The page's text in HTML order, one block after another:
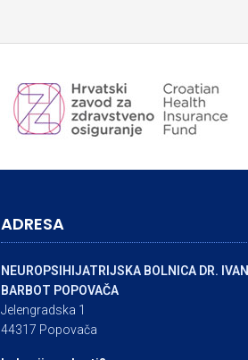
ADRESA
NEUROPSIHIJATRIJSKA BOLNICA DR. IVAN
BARBOT POPOVAČA
Jelengradska 1
44317 Popovača